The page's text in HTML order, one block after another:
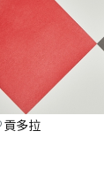
貢多拉